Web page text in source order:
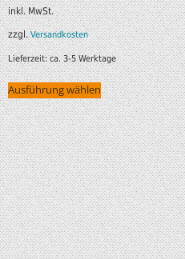
inkl. MwSt.
zzgl.Versandkosten
Lieferzeit:ca. 3-5 Werktage
Ausführung wählen